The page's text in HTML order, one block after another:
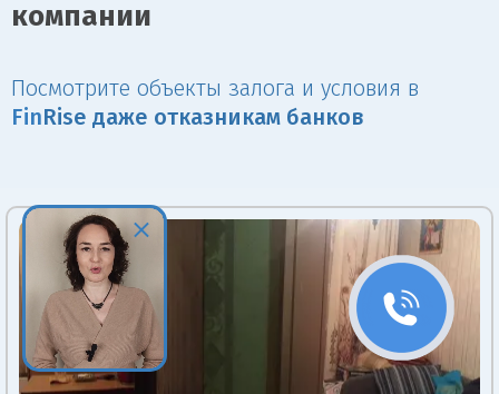
компании
Посмотрите объекты залога и условия в
Fin Rise даже отказникам банков